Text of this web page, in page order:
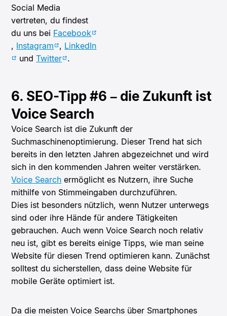
Social Media
vertreten, du findest
du uns bei Facebook
, Instagram , LinkedIn
undTwitter .
6. SEO-Tipp #6 – die Zukunft ist
Voice Search
Voice Search ist die Zukunft der
Suchmaschinenoptimierung. Dieser Trend hat sich
bereits in den letzten Jahren abgezeichnet und wird
sich in den kommenden Jahren weiter verstärken.
Voice Search ermöglicht es Nutzern, ihre Suche
mithilfe von Stimmeingaben durchzuführen.
Dies ist besonders nützlich, wenn Nutzer unterwegs
sind oder ihre Hände für andere Tätigkeiten
gebrauchen. Auch wenn Voice Search noch relativ
neu ist, gibt es bereits einige Tipps, wie man seine
Website für diesen Trend optimieren kann. Zunächst
solltest du sicherstellen, dass deine Website für
mobile Geräte optimiert ist.
Da die meisten Voice Searchs über Smartphones